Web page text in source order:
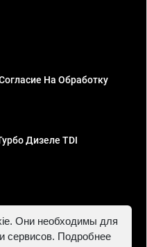
На Обработку
Дизеле TDI
ИНН 781302555843,
Они необходимы для
сервисов. Подробнее